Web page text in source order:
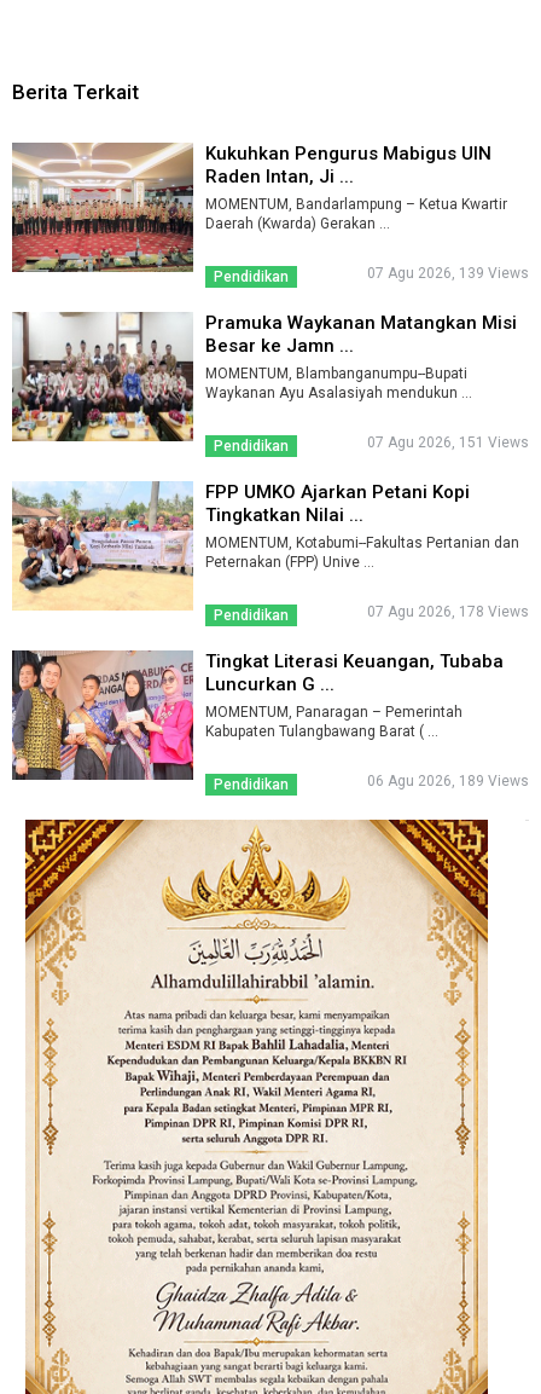
Berita Terkait
Kukuhkan Pengurus Mabigus UIN
Raden Intan, Ji ...
MOMENTUM, Bandarlampung – Ketua Kwartir
Daerah (Kwarda) Gerakan ...
Pendidikan 07 Agu 2026, 139 Views
Pramuka Waykanan Matangkan Misi
Besar ke Jamn ...
MOMENTUM, Blambanganumpu--Bupati
Waykanan Ayu Asalasiyah mendukun ...
Pendidikan 07 Agu 2026, 151 Views
FPP UMKO Ajarkan Petani Kopi
Tingkatkan Nilai ...
MOMENTUM, Kotabumi--Fakultas Pertanian dan
Peternakan (FPP) Unive ...
Pendidikan 07 Agu 2026, 178 Views
Tingkat Literasi Keuangan, Tubaba
Luncurkan G ...
MOMENTUM, Panaragan – Pemerintah
Kabupaten Tulangbawang Barat ( ...
Pendidikan 06 Agu 2026, 189 Views